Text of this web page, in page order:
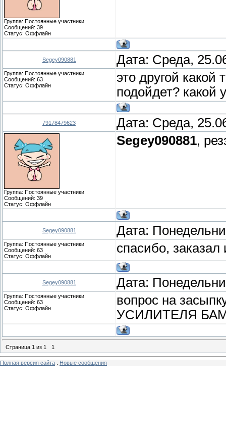
Группа: Постоянные участники
Сообщений: 39
Статус: Оффлайн
Segey090881 Дата: Среда,
Группа: Постоянные участники
Сообщений: 63
Статус: Оффлайн
это другой
подойдет? какой
79178479623 Дата: Среда,
Группа: Постоянные участники
Сообщений: 39
Статус: Оффлайн
Segey090881,
Segey090881 Дата:
Группа: Постоянные участники
Сообщений: 63
Статус: Оффлайн
спасибо,
Segey090881 Дата:
Группа: Постоянные участники
Сообщений: 63
Статус: Оффлайн
вопрос на
УСИЛИТЕЛЯ
Страница 1 из 1 1
Полная версия сайта Новые сообщения